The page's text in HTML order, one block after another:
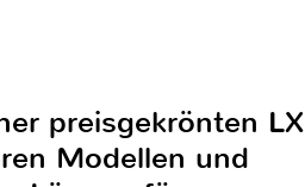
preisgekrönten LX
Modellen und